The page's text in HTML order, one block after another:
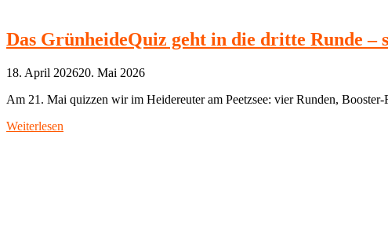
Das GrünheideQuiz geht in die dritte Runde –
18. April 202620. Mai 2026
Am 21. Mai quizzen wir im Heidereuter am Peetzsee: vier Runden,
Weiterlesen